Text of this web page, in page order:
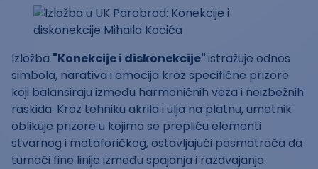
Izložba "Konekcije i diskonekcije"istražuje odnos
simbola, narativa i emocija kroz specifične prizore
koji balansiraju između harmoničnih veza i neizbežnih
raskida. Kroz tehniku akrila i ulja na platnu, umetnik
oblikuje prizore u kojima se prepliću elementi
stvarnog i metaforičkog, ostavljajući posmatrača da
tumači fine linije između spajanja i razdvajanja.